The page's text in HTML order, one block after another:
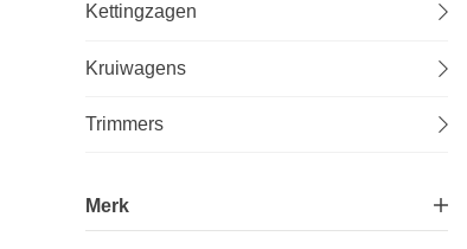
Veiligheid en bescherming
Kettingzagen
Kruiwagens
Trimmers
Merk